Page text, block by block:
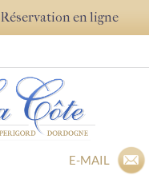
Réservation en ligne
E-MAIL